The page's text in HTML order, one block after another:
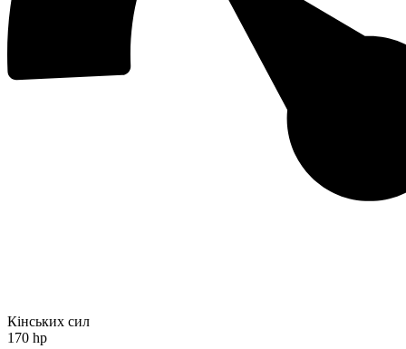
Кінських сил
170 hp